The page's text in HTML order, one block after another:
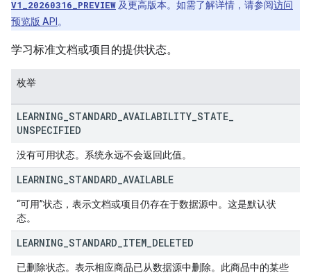
V1_20260316_PREVIEW 及更高版本。如需了解详情，请参阅访问
预览版 API 。
学习标准文档或项目的提供状态。
枚举
LEARNING STANDARD AVAILABILITY STATE
UNSPECIFIED
没有可用状态。系统永远不会返回此值。
LEARNING STANDARD AVAILABLE
“可用”状态，表示文档或项目仍存在于数据源中。这是默认状
态。
LEARNING STANDARD ITEM DELETED
已删除状态。表示相应商品已从数据源中删除。此商品中的某些